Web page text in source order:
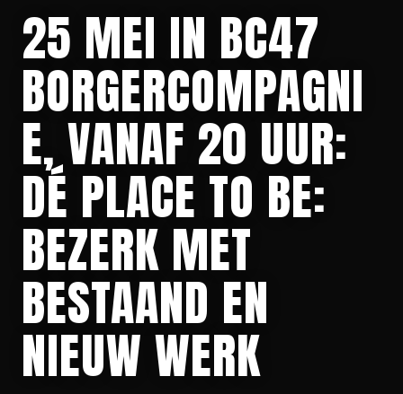
25 MEI IN BC47
BORGERCOMPAGNI
E, VANAF 20 UUR:
DÉ PLACE TO BE:
BEZERK MET
BESTAAND EN
NIEUW WERK